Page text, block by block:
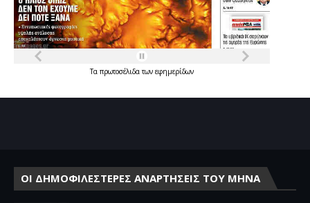
Τα πρωτοσέλιδατων εφημερίδων
ΟΙ ΔΗΜΟΦΙΛΕΣΤΕΡΕΣ ΑΝΑΡΤΗΣΕΙΣ ΤΟΥ ΜΗΝΑ